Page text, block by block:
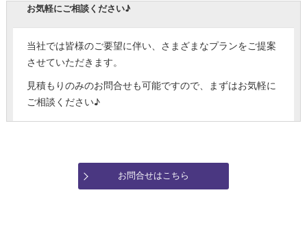
お気軽にご相談ください♪
当社では皆様のご要望に伴い、さまざまなプランをご提案
させていただきます。
見積もりのみのお問合せも可能ですので、まずはお気軽に
ご相談ください♪
お問合せはこちら